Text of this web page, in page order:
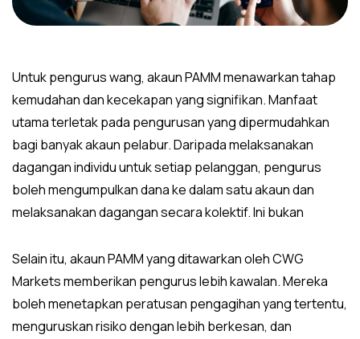
Untuk pengurus wang, akaun PAMM menawarkan tahap
kemudahan dan kecekapan yang signifikan. Manfaat
utama terletak pada pengurusan yang dipermudahkan
bagi banyak akaun pelabur. Daripada melaksanakan
dagangan individu untuk setiap pelanggan, pengurus
boleh mengumpulkan dana ke dalam satu akaun dan
melaksanakan dagangan secara kolektif. Ini bukan
Selain itu, akaun PAMM yang ditawarkan oleh CWG
Markets memberikan pengurus lebih kawalan. Mereka
boleh menetapkan peratusan pengagihan yang tertentu,
menguruskan risiko dengan lebih berkesan, dan